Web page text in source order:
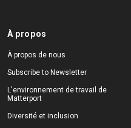
À propos
À propos de nous
Subscribe to Newsletter
L'environnement de travail de
Matterport
Diversité et inclusion